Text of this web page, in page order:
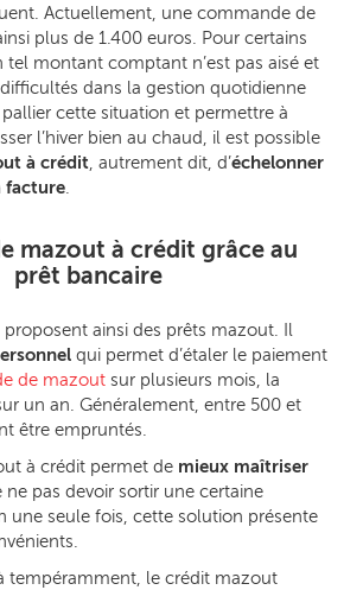
Actuellement, une commande de
plus de 1.400 euros. Pour certains
tel montant comptant n’est pas aisé et
dans la gestion quotidienne
cette situation et permettre à
l’hiver bien au chaud, il est possible
à crédit, autrement dit, d’échelonner
facture.
mazout à crédit grâce au
prêt bancaire
ainsi des prêts mazout. Il
qui permet d’étaler le paiement
de mazout sur plusieurs mois, la
un an. Généralement, entre 500 et
être empruntés.
à crédit permet de mieux maîtriser
ne pas devoir sortir une certaine
une seule fois, cette solution présente
tempéramment, le crédit mazout